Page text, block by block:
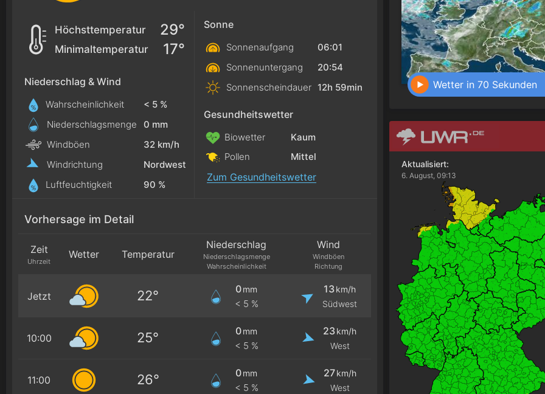
Höchsttemperatur 29°
Minimaltemperatur 17°
Niederschlag & Wind
Wahrscheinlichkeit
< 5 %
Niederschlagsmenge
0 mm
Windböen
32 km/h
Windrichtung
Nordwest
Luftfeuchtigkeit
90 %
Sonne
Sonnenaufgang
06:01
Sonnenuntergang
20:54
Sonnenscheindauer 12h 59min
Gesundheitswetter
Biowetter
Kaum
Pollen
Mittel
Zum Gesundheitswetter
Vorhersage im Detail
Zeit
Uhrzeit
Wetter Temperatur
Niederschlag
Niederschlagsmenge
Wahrscheinlichkeit
Wind
Windböen
Richtung
Jetzt 22° 0mm
< 5 %
13km/h
Südwest
10:00 25° 0mm
< 5 %
23km/h
West
11:00 26° 0mm
< 5 %
27 km/h
West
Wetter in 70 Sekunden
Aktualisiert:
6. August, 09:13